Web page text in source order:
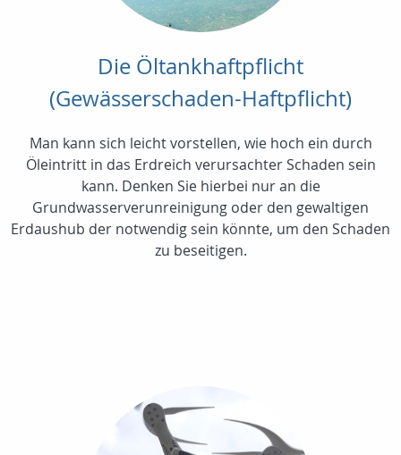
Die Öltankhaftpflicht
(Gewässerschaden-Haftpflicht)
Man kann sich leicht vorstellen, wie hoch ein durch
Öleintritt in das Erdreich verursachter Schaden sein
kann. Denken Sie hierbei nur an die
Grundwasserverunreinigung oder den gewaltigen
Erdaushub der notwendig sein könnte, um den Schaden
zu beseitigen.